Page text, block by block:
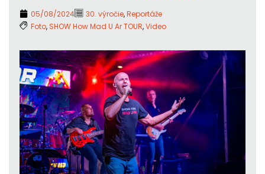
05/08/2024 30. výročie,Reportáže
Foto, SHOW How Mad U Ar TOUR,Video